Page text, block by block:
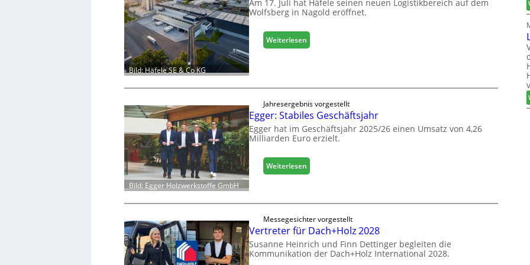
e
b
a
g
i
t
a
l
s
i
t
c
h
Bild: Häfele SE & Co KG
Am 17. Juli hat Häfele seinen neuen Logistikbereich auf dem
Wolfsberg in Nagold eröffnet.
Weiterlesen:
H
e
e
r
ö
n
o
g
i
s
Bild: Egger Holzwerkstoffe GmbH
Jahresergebnis vorgestellt
Egger: Stabiles Geschäftsjahr
Egger hat im Geschäftsjahr 2025/26 einen Umsatz von 4,26
Milliarden Euro erzielt.
Weiterlesen:
E
r
S
t
Messegesichter vorgestellt
Vertreter für Dach+Holz 2028
Susanne Heinrich und Finn Dettinger begleiten die
Kommunikation der Dach+Holz International 2028.